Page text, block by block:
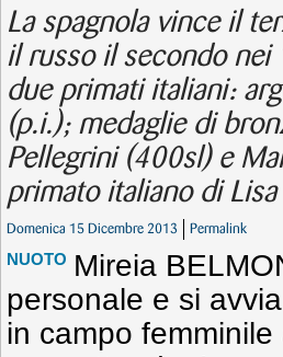
La spagnola vince il
il russo il secondo nei
due primati italiani:
(p.i.); medaglie di
Pellegrini (400sl) e
primato italiano di
Domenica 15 Dicembre 2013 Permalink
NUOTO Mireia
personale e si
in campo